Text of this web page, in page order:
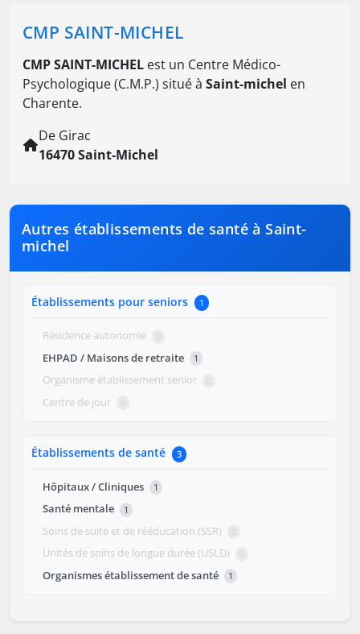
CMP SAINT-MICHEL
CMP SAINT-MICHEL est un Centre Médico-
Psychologique (C.M.P.) situé à Saint-michel en
Charente.
De Girac
16470 Saint-Michel
Autres établissements de santé à Saint-
michel
Établissements pour seniors 1
Résidence autonomie 0
EHPAD / Maisons de retraite 1
Organisme établissement senior 0
Centre de jour 0
Établissements de santé 3
Hôpitaux / Cliniques 1
Santé mentale 1
Soins de suite et de rééducation (SSR) 0
Unités de soins de longue durée (USLD) 0
Organismes établissement de santé 1